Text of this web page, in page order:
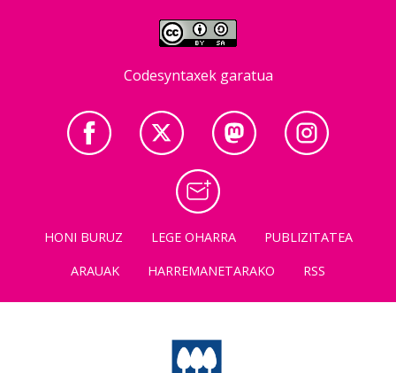
Codesyntaxek garatua
HONI BURUZ LEGE OHARRA
PUBLIZITATEA
ARAUAK
HARREMANETARAKO RSS